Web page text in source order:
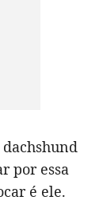
por essa
é ele.